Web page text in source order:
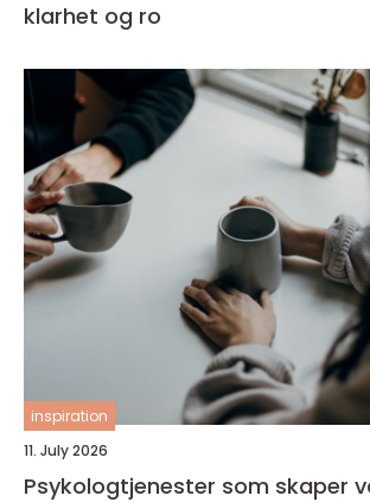
klarhet og ro
inspiration
11. July 2026
Psykologtjenester som skaper